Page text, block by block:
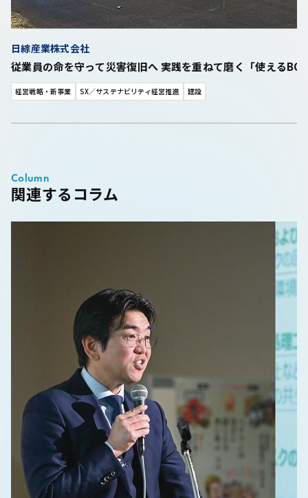
従業員の命を守って災害復旧へ 実践を重ねて磨く「使える
日綜産業株式会社
経営戦略・新事業 SX／サステナビリティ経営推進 建設
関連するコラム
Column